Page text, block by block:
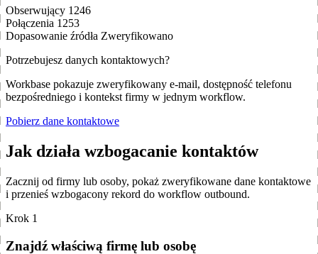
Obserwujący 1246
Połączenia 1253
Dopasowanie źródła Zweryfikowano
Potrzebujesz danych kontaktowych?
Workbase pokazuje zweryfikowany e-mail, dostępność telefonu
bezpośredniego i kontekst firmy w jednym workflow.
Pobierz dane kontaktowe
Jak działa wzbogacanie kontaktów
Zacznij od firmy lub osoby, pokaż zweryfikowane dane kontaktowe
i przenieś wzbogacony rekord do workflow outbound.
Krok 1
Znajdź właściwą firmę lub osobę